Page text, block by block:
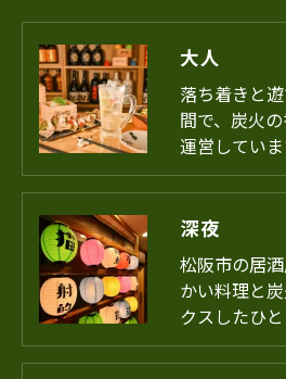
す。
個人情報の開示･訂正･削除・利
きにつきましては、お電話で
大人
落ち着きと
間で、炭火
運営してい
深夜
松阪市の居
かい料理と
クスしたひ